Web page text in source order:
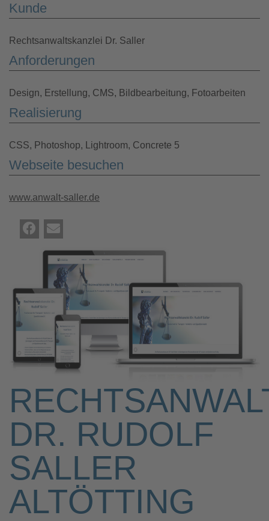
Kunde
Rechtsanwaltskanzlei Dr. Saller
Anforderungen
Design, Erstellung, CMS, Bildbearbeitung, Fotoarbeiten
Realisierung
CSS, Photoshop, Lightroom, Concrete 5
Webseite besuchen
www.anwalt-saller.de
DR. RUDOLF
SALLER
ALTÖTTING